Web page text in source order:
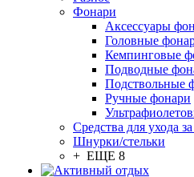
Фонари
Аксессуары
Головные
Кемпинговые
Подводные
Подствольные
Ручные фонари
Средства для ухода
Шнурки/стельки
+ ЕЩЕ 8